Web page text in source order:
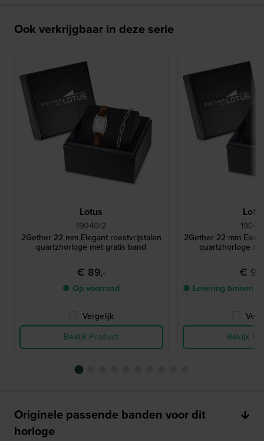
Ook verkrijgbaar in deze serie
Lotus
19040/2
2Gether 22 mm Elegant roestvrijstalen
quartzhorloge met gratis band
€ 89,-
● Op voorraad
Vergelijk
Bekijk Product
2Gether 22 mm
quartzhorloge
€
● Levering binnen
Bekijk
Originele passende banden voor dit
horloge